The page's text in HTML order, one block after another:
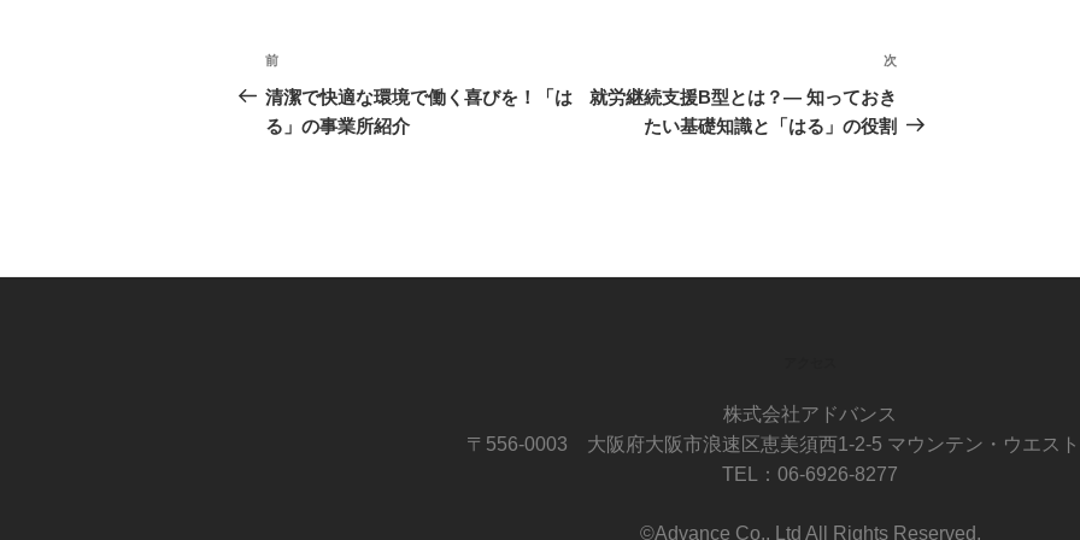
投
稿
ナ
ー
前
の
投
前
清潔で快適な環境で働く喜びを！「は
る」の事業所紹介
次
投
次
就労継続支援B型とは？— 知っておき
たい基礎知識と「はる」の役割
株式会社アドバンス
〒556-0003 大阪府大阪市浪速区恵美須西1-2-5 マウンテン・ウエス
TEL：06-6926-8277
©Advance Co., Ltd All Rights Reserved.